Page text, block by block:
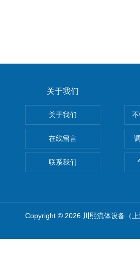
关于我们
关于我们
在线留言
联系我们
不
Copyright © 2026 川熙流体设备（